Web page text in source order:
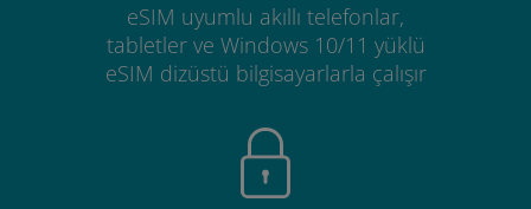
eSIM uyumlu akıllı telefonlar,
tabletler ve Windows 10/11 yüklü
eSIM dizüstü bilgisayarlarla çalışır